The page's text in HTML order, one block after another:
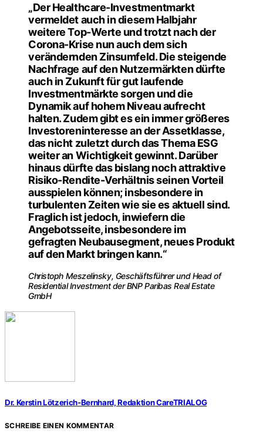
„Der Healthcare-Investmentmarkt
vermeldet auch in diesem Halbjahr
weitere Top-Werte und trotzt nach der
Corona-Krise nun auch dem sich
verändernden Zinsumfeld. Die steigende
Nachfrage auf den Nutzermärkten dürfte
auch in Zukunft für gut laufende
Investmentmärkte sorgen und die
Dynamik auf hohem Niveau aufrecht
halten. Zudem gibt es ein immer größeres
Investoreninteresse an der Assetklasse,
das nicht zuletzt durch das Thema ESG
weiter an Wichtigkeit gewinnt. Darüber
hinaus dürfte das bislang noch attraktive
Risiko-Rendite-Verhältnis seinen Vorteil
ausspielen können; insbesondere in
turbulenten Zeiten wie sie es aktuell sind.
Fraglich ist jedoch, inwiefern die
Angebotsseite, insbesondere im
gefragten Neubausegment, neues Produkt
auf den Markt bringen kann.“
Christoph Meszelinsky, Geschäftsführer und Head of
Residential Investment der BNP Paribas Real Estate
GmbH
Dr. Kerstin Lötzerich-Bernhard, Redaktion CareTRIALOG
SCHREIBE EINEN KOMMENTAR